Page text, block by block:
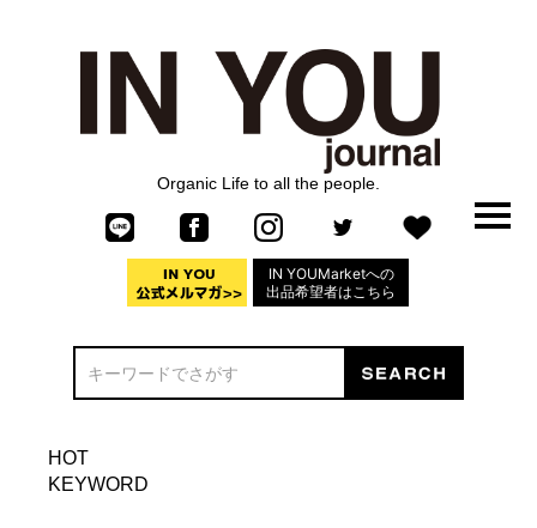
Organic Life to all the people.
IN YOUMarketへの
出品希望者はこちら
HOT
KEYWORD